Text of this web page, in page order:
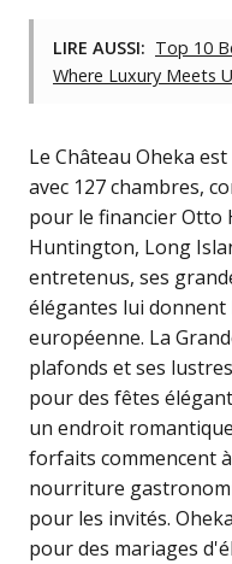
LIRE AUSSI: Top 10
Where Luxury Meets
Le Château Oheka
avec 127 chambres,
pour le financier Otto
Huntington, Long
entretenus, ses
élégantes lui
européenne. La
plafonds et ses
pour des fêtes
un endroit
forfaits commencent
nourriture
pour les invités.
pour des mariages